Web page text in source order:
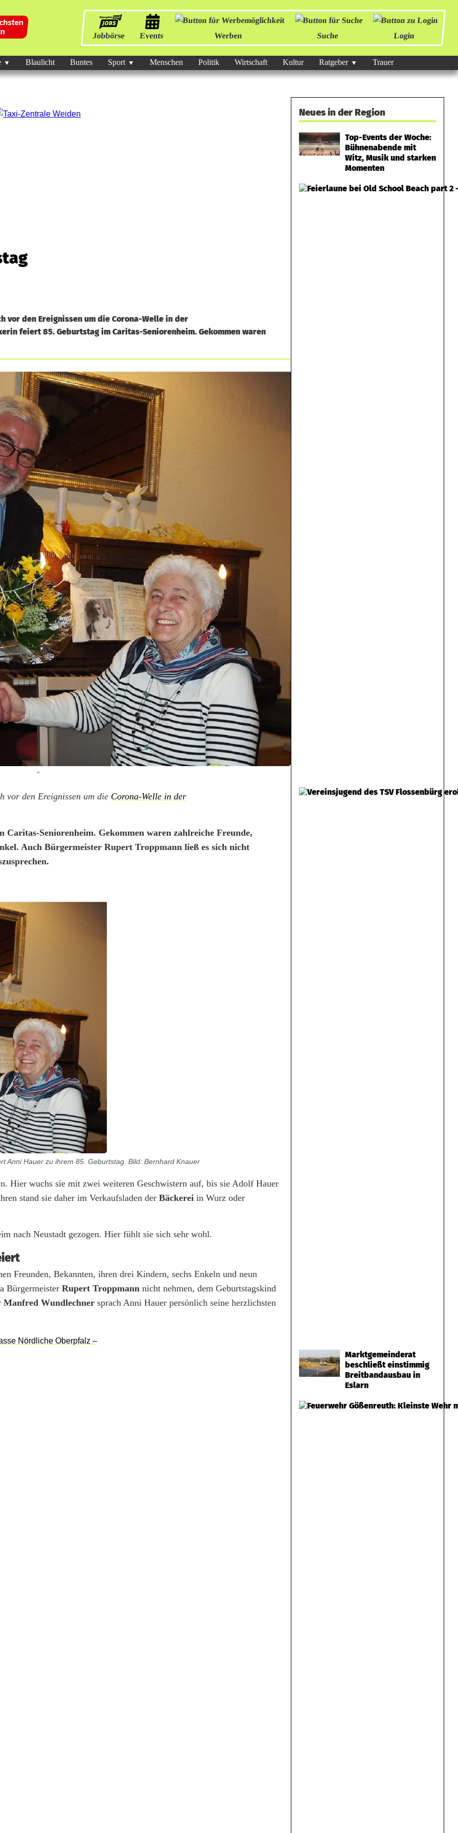
Jobbörse Events Werben Suche Login
Blaulicht Buntes Sport Menschen Politik Wirtschaft Kultur Ratgeber Trauer
vor den Ereignissen um die Corona-Welle in der
feiert 85. Geburtstag im Caritas-Seniorenheim. Gekommen waren
''
vor den Ereignissen um die Corona-Welle in der
Seniorenheim. Gekommen waren zahlreiche Freunde,
Auch Bürgermeister Rupert Troppmann ließ es sich nicht
Anni Hauer zu ihrem 85. Geburtstag. Bild: Bernhard Knauer
Hier wuchs sie mit zwei weiteren Geschwistern auf, bis sie Adolf Hauer
stand sie daher im Verkaufsladen der Bäckerei in Wurz oder
nach Neustadt gezogen. Hier fühlt sie sich sehr wohl.
Freunden, Bekannten, ihren drei Kindern, sechs Enkeln und neun
Bürgermeister Rupert Troppmann nicht nehmen, dem Geburtstagskind
Manfred Wundlechner sprach Anni Hauer persönlich seine herzlichsten
Neues in der Region
Top-Events der Woche:
Bühnenabende mit
Witz, Musik und starken
Momenten
Marktgemeinderat
beschließt einstimmig
Breitbandausbau in
Eslarn